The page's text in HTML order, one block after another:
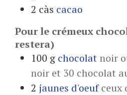
2 càs cacao
Pour le crémeux
restera)
100 g chocolatnoir
noir et 30 chocolat
2 jaunes d'oeuf ceux